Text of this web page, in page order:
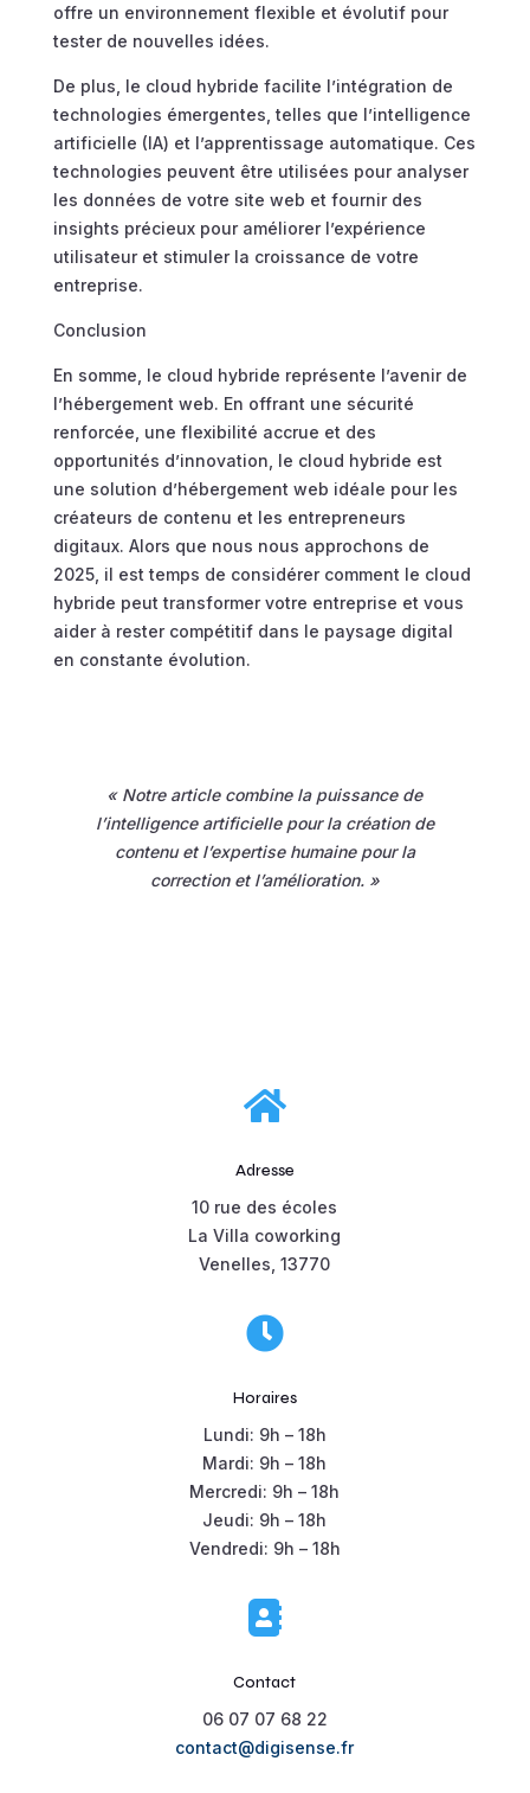
offre un environnement flexible et évolutif pour
tester de nouvelles idées.
De plus, le cloud hybride facilite l’intégration de
technologies émergentes, telles que l’intelligence
artificielle (IA) et l’apprentissage automatique. Ces
technologies peuvent être utilisées pour analyser
les données de votre site web et fournir des
insights précieux pour améliorer l’expérience
utilisateur et stimuler la croissance de votre
entreprise.
Conclusion
En somme, le cloud hybride représente l’avenir de
l’hébergement web. En offrant une sécurité
renforcée, une flexibilité accrue et des
opportunités d’innovation, le cloud hybride est
une solution d’hébergement web idéale pour les
créateurs de contenu et les entrepreneurs
digitaux. Alors que nous nous approchons de
2025, il est temps de considérer comment le cloud
hybride peut transformer votre entreprise et vous
aider à rester compétitif dans le paysage digital
en constante évolution.
« Notre article combine la puissance de
l’intelligence artificielle pour la création de
contenu et l’expertise humaine pour la
correction et l’amélioration. »

Adresse
10 rue des écoles
La Villa coworking
Venelles, 13770

Horaires
Lundi: 9h – 18h
Mardi: 9h – 18h
Mercredi: 9h – 18h
Jeudi: 9h – 18h
Vendredi: 9h – 18h

Contact
06 07 07 68 22
contact@digisense.fr